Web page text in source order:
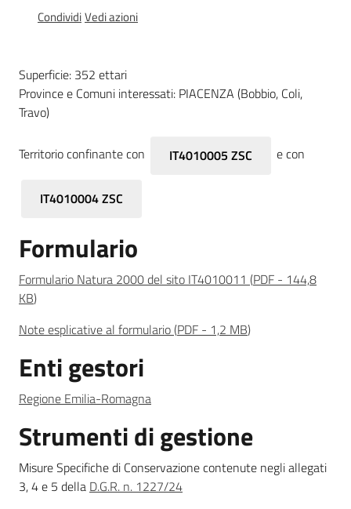
Biodiversità
su
Ambiente
Argomenti
CondividiVedi azioni
Superficie: 352 ettari
Province e Comuni interessati: PIACENZA (Bobbio, Coli,
Travo)
Territorio confinante con IT4010005 ZSC e con
IT4010004 ZSC
Formulario
Formulario Natura 2000 del sito IT4010011 (PDF - 144,8
KB)
Note esplicative al formulario(PDF - 1,2 MB)
Enti gestori
Regione Emilia-Romagna
Strumenti di gestione
Misure Specifiche di Conservazione contenute negli allegati
3, 4 e 5 della D.G.R. n. 1227/24